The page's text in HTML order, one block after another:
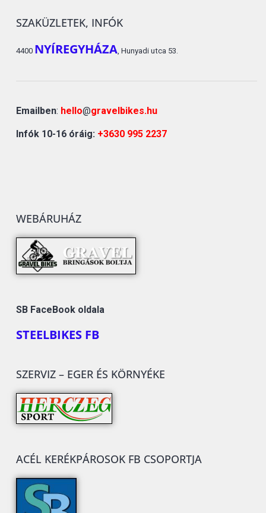
SZAKÜZLETEK, INFÓK
4400 NYÍREGYHÁZA, Hunyadi utca 53.
Emailben: hello@gravelbikes.hu
Infók 10-16 óráig: +3630 995 2237
WEBÁRUHÁZ
SB FaceBook oldala
STEELBIKES FB
SZERVIZ – EGER ÉS KÖRNYÉKE
ACÉL KERÉKPÁROSOK FB CSOPORTJA